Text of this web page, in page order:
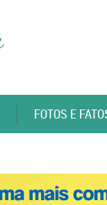
FOTOS E